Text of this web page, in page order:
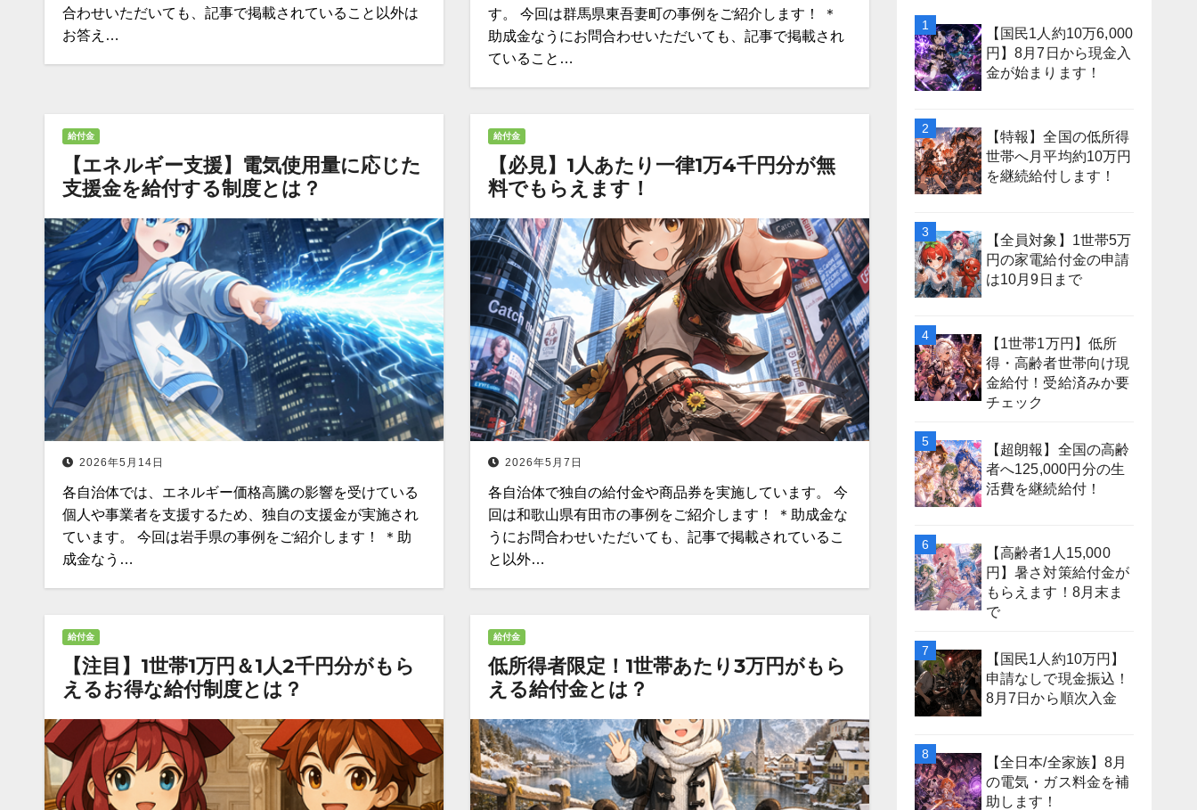
合わせいただいても、記事で掲載されていること以外は
お答え…
す。 今回は群馬県東吾妻町の事例をご紹介します！ ＊
助成金なうにお問合わせいただいても、記事で掲載され
ていること…
給付金
【エネルギー支援】電気使用量に応じた
支援金を給付する制度とは？
2026年5月14日
各自治体では、エネルギー価格高騰の影響を受けている
個人や事業者を支援するため、独自の支援金が実施され
ています。 今回は岩手県の事例をご紹介します！ ＊助
成金なう…
給付金
【必見】1人あたり一律1万4千円分が無
料でもらえます！
2026年5月7日
各自治体で独自の給付金や商品券を実施しています。 今
回は和歌山県有田市の事例をご紹介します！ ＊助成金な
うにお問合わせいただいても、記事で掲載されているこ
と以外…
給付金
【注目】1世帯1万円＆1人2千円分がもら
えるお得な給付制度とは？
給付金
低所得者限定！1世帯あたり3万円がもら
える給付金とは？
【国民1人約10万6,000
円】8月7日から現金入
金が始まります！
【特報】全国の低所得
世帯へ月平均約10万円
を継続給付します！
【全員対象】1世帯5万
円の家電給付金の申請
は10月9日まで
【1世帯1万円】低所
得・高齢者世帯向け現
金給付！受給済みか要
チェック
【超朗報】全国の高齢
者へ125,000円分の生
活費を継続給付！
【高齢者1人15,000
円】暑さ対策給付金が
もらえます！8月末ま
で
【国民1人約10万円】
申請なしで現金振込！
8月7日から順次入金
【全日本/全家族】8月
の電気・ガス料金を補
助します！